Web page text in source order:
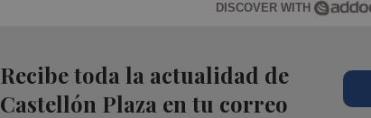
DISCOVER WITH
Recibe toda la actualidad de
Castellón Plaza en tu correo